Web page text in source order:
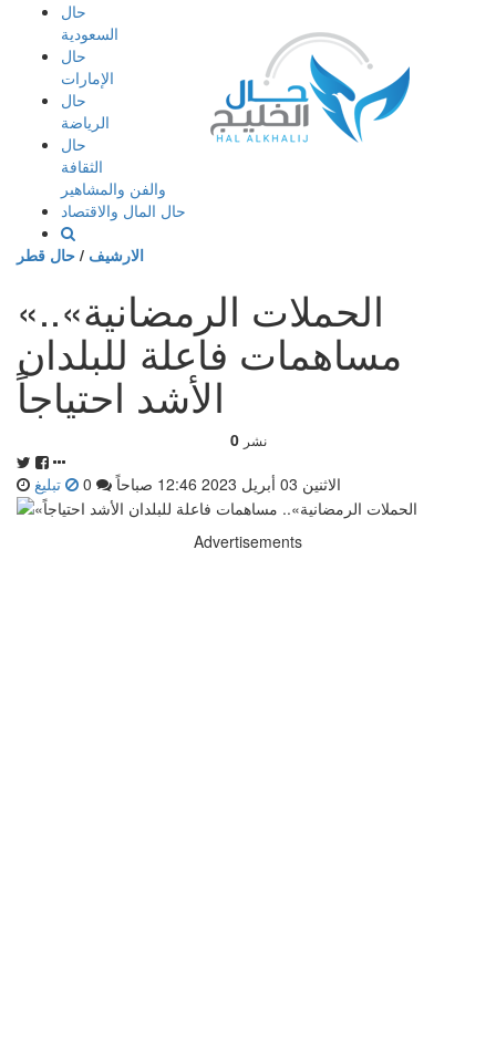
إذهب
المحتوى
حال
السعودية
حال
الإمارات
حال
الرياضة
حال
الثقافة
والفن والمشاهير
حال المال والاقتصاد
الارشيف / حال قطر
«الحملات الرمضانية»..
مساهمات فاعلة للبلدان
الأشد احتياجاً
0 نشر
الاثنين 03 أبريل 2023 12:46 صباحاً تبليغ
Advertisements